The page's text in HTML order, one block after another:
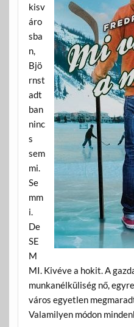
kisv
áro
sba
n,
Bjö
rnst
adt
ban
ninc
s
sem
mi.
Se
mm
i.
De
SE
M
MI. Kivéve a hokit. A
munkanélküliség nő,
város egyetlen
Valamilyen módon